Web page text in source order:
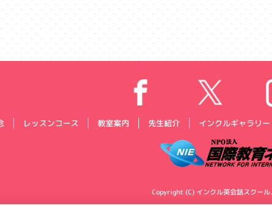
レッスンコース 教室案内 先生紹介 インクルギャラリー
Copyright (C) インクル英会話スクー